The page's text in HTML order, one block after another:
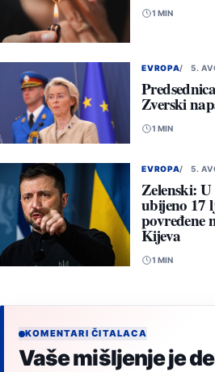
1 MIN
EVROPA 5.
Zverski
1 MIN
EVROPA 5.
Zelenski:
ubijeno 17
povređene
Kijeva
1 MIN
KOMENTARI ČITALACA
Vaše mišljenje je